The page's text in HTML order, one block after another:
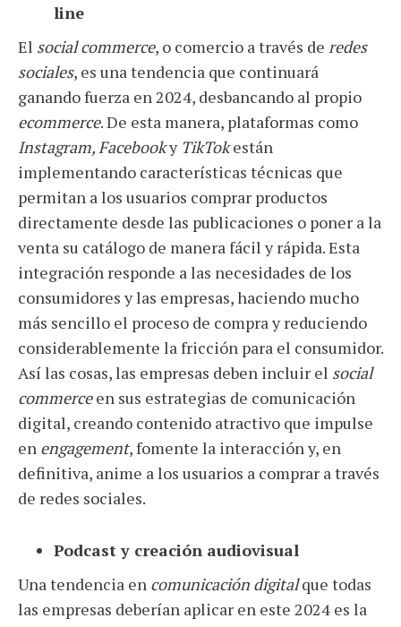
line
El social commerce, o comercio a través de redes
sociales, es una tendencia que continuará
ganando fuerza en 2024, desbancando al propio
ecommerce. De esta manera, plataformas como
Instagram, Facebooky TikTokestán
implementando características técnicas que
permitan a los usuarios comprar productos
directamente desde las publicaciones o poner a la
venta su catálogo de manera fácil y rápida. Esta
integración responde a las necesidades de los
consumidores y las empresas, haciendo mucho
más sencillo el proceso de compra y reduciendo
considerablemente la fricción para el consumidor.
Así las cosas, las empresas deben incluir el social
commerceen sus estrategias de comunicación
digital, creando contenido atractivo que impulse
en engagement, fomente la interacción y, en
definitiva, anime a los usuarios a comprar a través
de redes sociales.
Podcast y creación audiovisual
Una tendencia en comunicación digitalque todas
las empresas deberían aplicar en este 2024 es la